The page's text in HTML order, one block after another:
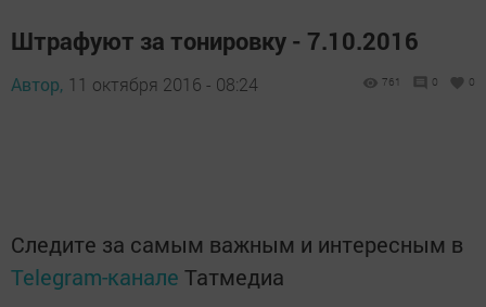
Штрафуют за тонировку - 7.10.2016
Автор, 11 октября 2016 - 08:24 761 0 0
Следите за самым важным и интересным в
Telegram-канале Татмедиа